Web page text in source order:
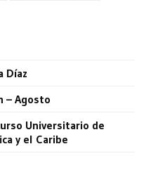
Díaz
– Agosto
Universitario de
y el Caribe